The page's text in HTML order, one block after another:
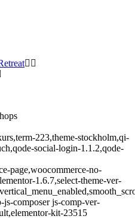
223,theme-stockholm,qi-
social-login-1.1.2,qode-
page,woocommerce-no-
1.6.7,select-theme-ver-
composer js-comp-ver-
kit-23515